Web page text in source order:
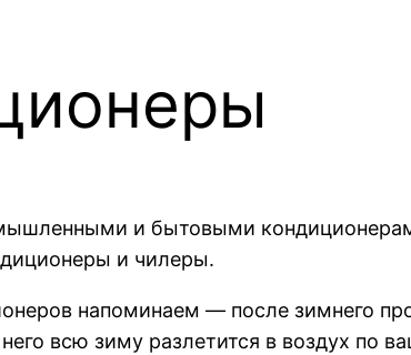
и бытовыми
и чилеры.
напоминаем — после зимнего
всю зиму разлетится в воздух по